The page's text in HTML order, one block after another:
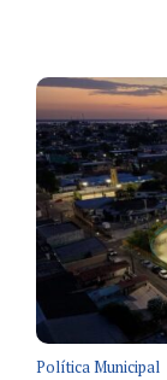
Política Municipal